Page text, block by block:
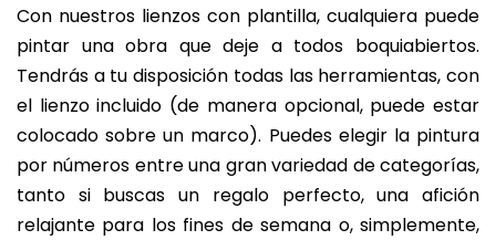
Con nuestros lienzos con plantilla, cualquiera puede
pintar una obra que deje a todos boquiabiertos.
Tendrás a tu disposición todas las herramientas, con
el lienzo incluido (de manera opcional, puede estar
colocado sobre un marco). Puedes elegir la pintura
por números entre una gran variedad de categorías,
tanto si buscas un regalo perfecto, una afición
relajante para los fines de semana o, simplemente,
producto
es
de
0,0
sobre
5
estrellas.